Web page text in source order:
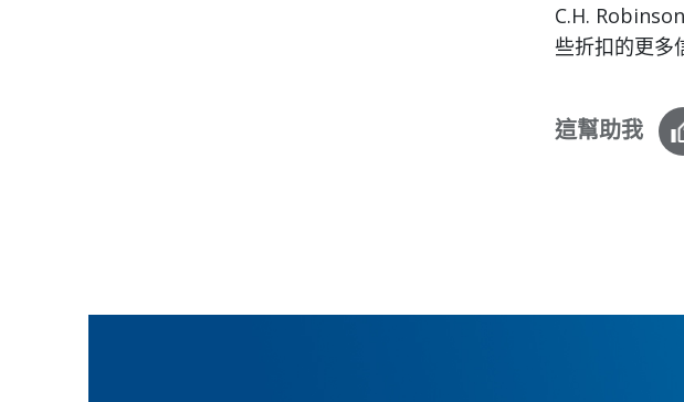
C.H.
些折扣的更多
這幫助我